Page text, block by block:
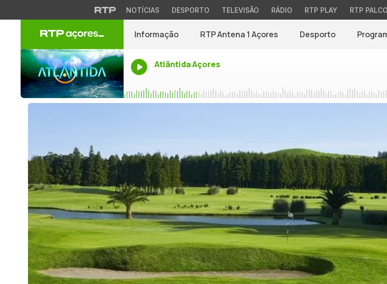
NOTÍCIAS DESPORTO TELEVISÃO RÁDIO RTP PLAY RTP PALCO
Informação RTP Antena 1 Açores Desporto
Atlântida Açores